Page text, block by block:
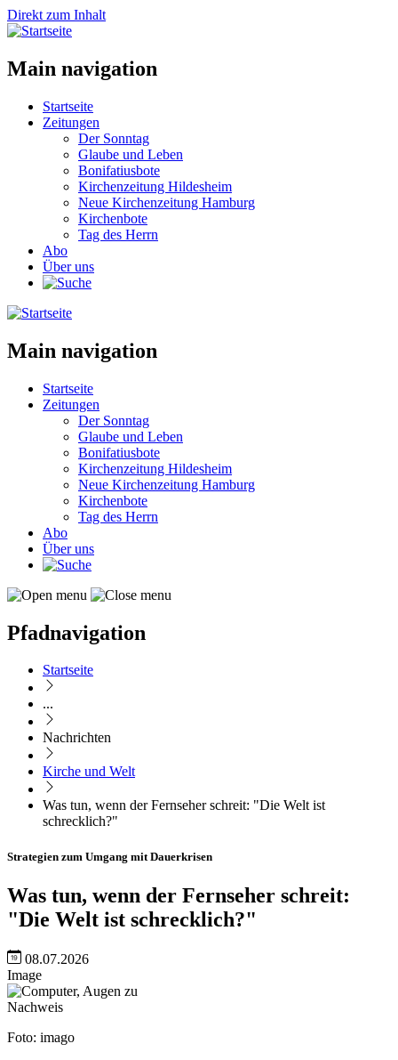
Direkt zum Inhalt
Main navigation
Startseite
Zeitungen
Der Sonntag
Glaube und Leben
Bonifatiusbote
Kirchenzeitung Hildesheim
Neue Kirchenzeitung Hamburg
Kirchenbote
Tag des Herrn
Abo
Über uns
Main navigation
Startseite
Zeitungen
Der Sonntag
Glaube und Leben
Bonifatiusbote
Kirchenzeitung Hildesheim
Neue Kirchenzeitung Hamburg
Kirchenbote
Tag des Herrn
Abo
Über uns
Pfadnavigation
Startseite
...
Nachrichten
Kirche und Welt
Was tun, wenn der Fernseher schreit: "Die Welt ist
schrecklich?"
Strategien zum Umgang mit Dauerkrisen
Was tun, wenn der Fernseher schreit:
"Die Welt ist schrecklich?"
08.07.2026
Image
Nachweis
Foto: imago